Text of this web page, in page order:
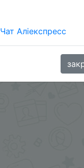
Чат Аліекспресс